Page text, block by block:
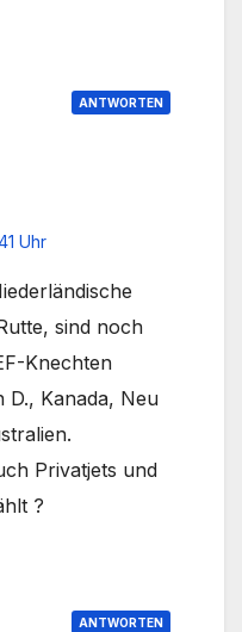
ANTWORTEN
Uhr
sind noch
Knechten
D., Kanada, Neu
Privatjets und
?
ANTWORTEN